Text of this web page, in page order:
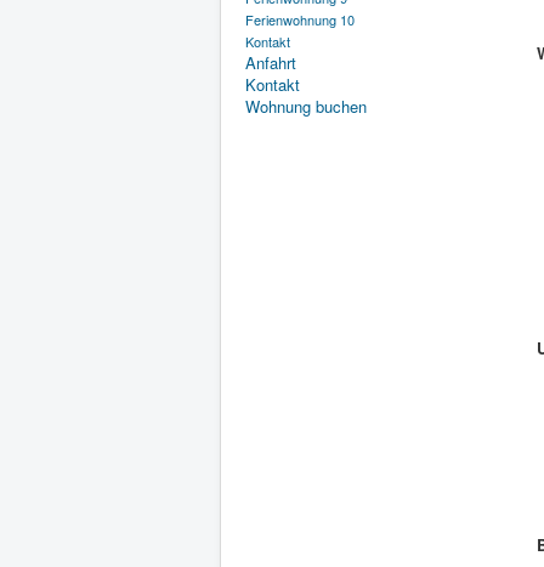
Ferienwohnung 10
Kontakt
Anfahrt
Kontakt
Wohnung buchen